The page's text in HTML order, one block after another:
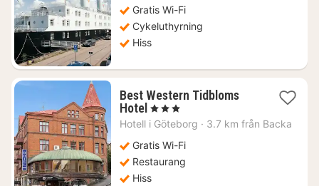
764
kr.
Gratis Wi-Fi
Cykeluthyrning
Hiss
Best Western Tidbloms
Hotel 1
natt
861
kr.
, 3 Stjärnor
Hotell i Göteborg · 3.7 km från Backa
Gratis Wi-Fi
Restaurang
Hiss